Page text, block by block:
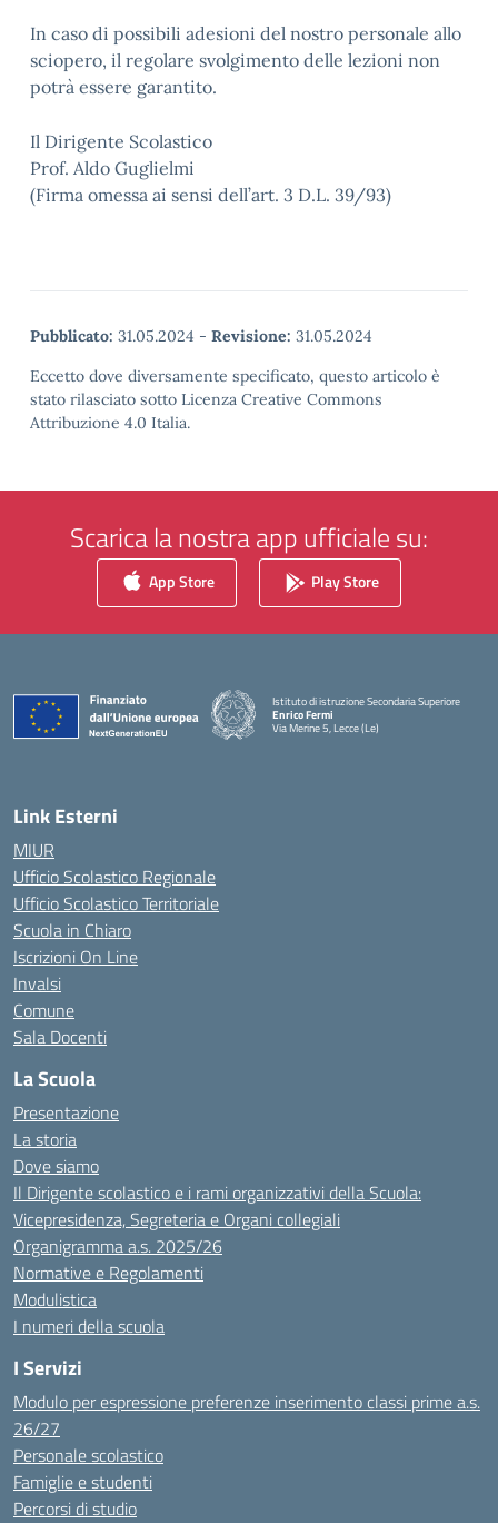
In caso di possibili adesioni del nostro personale allo
sciopero, il regolare svolgimento delle lezioni non
potrà essere garantito.
Il Dirigente Scolastico
Prof. Aldo Guglielmi
(Firma omessa ai sensi dell’art. 3 D.L. 39/93)
Pubblicato: 31.05.2024 - Revisione: 31.05.2024
Eccetto dove diversamente specificato, questo articolo è
stato rilasciato sotto Licenza Creative Commons
Attribuzione 4.0 Italia.
Scarica la nostra app ufficiale su:
App Store Play Store
Istituto di istruzione Secondaria Superiore
Enrico Fermi
Via Merine 5, Lecce (Le)
Link Esterni
MIUR
Ufficio Scolastico Regionale
Ufficio Scolastico Territoriale
Scuola in Chiaro
Iscrizioni On Line
Invalsi
Comune
Sala Docenti
La Scuola
Presentazione
La storia
Dove siamo
Il Dirigente scolastico e i rami organizzativi della Scuola:
Vicepresidenza, Segreteria e Organi collegiali
Organigramma a.s. 2025/26
Normative e Regolamenti
Modulistica
I numeri della scuola
I Servizi
Modulo per espressione preferenze inserimento classi prime a.s.
26/27
Personale scolastico
Famiglie e studenti
Percorsi di studio